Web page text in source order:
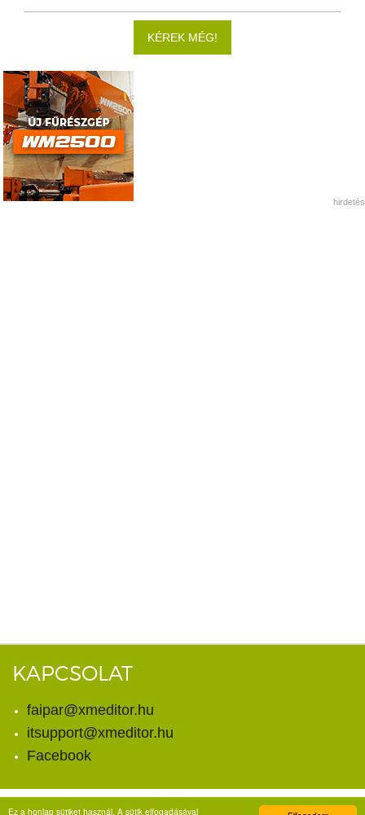
Ez a honlap sütiket használ. A sütik elfogadásával
KÉREK MÉG!
hirdetés
KAPCSOLAT
faipar@xmeditor.hu
itsupport@xmeditor.hu
Facebook